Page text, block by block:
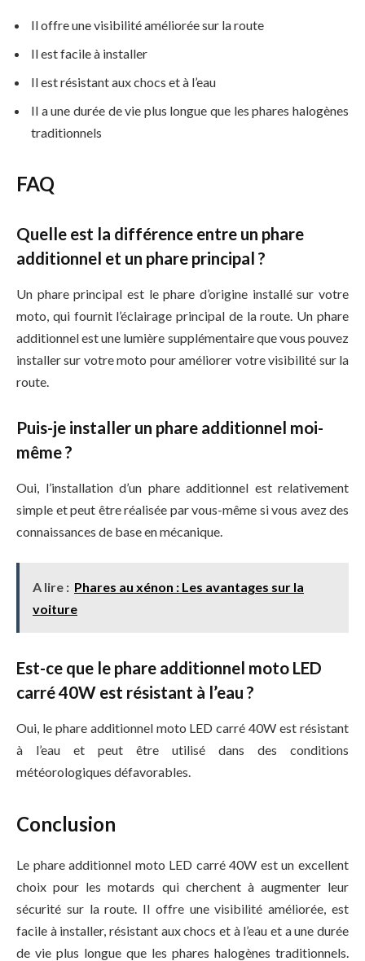
Il offre une visibilité améliorée sur la route
Il est facile à installer
Il est résistant aux chocs et à l’eau
Il a une durée de vie plus longue que les phares halogènes
traditionnels
FAQ
Quelle est la différence entre un phare
additionnel et un phare principal ?
Un phare principal est le phare d’origine installé sur votre
moto, qui fournit l’éclairage principal de la route. Un phare
additionnel est une lumière supplémentaire que vous pouvez
installer sur votre moto pour améliorer votre visibilité sur la
route.
Puis-je installer un phare additionnel moi-
même ?
Oui, l’installation d’un phare additionnel est relativement
simple et peut être réalisée par vous-même si vous avez des
connaissances de base en mécanique.
A lire : Phares au xénon : Les avantages sur la
voiture
Est-ce que le phare additionnel moto LED
carré 40W est résistant à l’eau ?
Oui, le phare additionnel moto LED carré 40W est résistant
à l’eau et peut être utilisé dans des conditions
météorologiques défavorables.
Conclusion
Le phare additionnel moto LED carré 40W est un excellent
choix pour les motards qui cherchent à augmenter leur
sécurité sur la route. Il offre une visibilité améliorée, est
facile à installer, résistant aux chocs et à l’eau et a une durée
de vie plus longue que les phares halogènes traditionnels.